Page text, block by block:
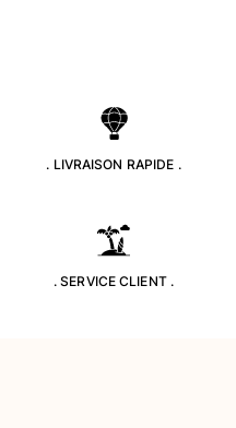
. LIVRAISON RAPIDE .
. SERVICE CLIENT .